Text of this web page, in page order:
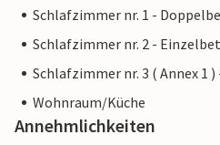
Schlafzimmer nr. 1 -
Schlafzimmer nr. 2 -
Schlafzimmer nr. 3 ( Annex 1
Wohnraum/Küche
Annehmlichkeiten